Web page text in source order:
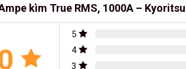
kìm True RMS, 1000A –
5
4
3